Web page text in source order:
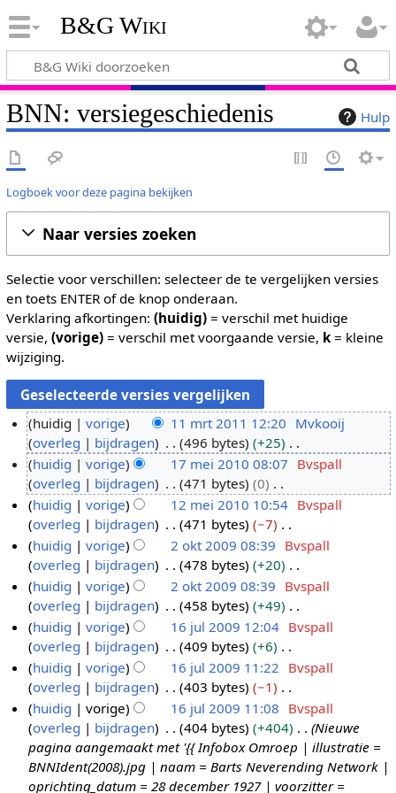
B&G Wiki
Hulp
BNN: versiegeschiedenis
Logboek voor deze pagina bekijken
Naar versies zoeken
Selectie voor verschillen: selecteer de te vergelijken versies
en toets ENTER of de knop onderaan.
Verklaring afkortingen: (huidig)= verschil met huidige
versie, (vorige)= verschil met voorgaande versie, k= kleine
wijziging.
1
2
1
huidig vorige 11 mrt 2011 12:20 Mvkooij
overleg
bijdragen 496 bytes
+25
G
e
e
n
b
e
w
e
r
k
i
n
g
s
s
a
m
7
e
2
1
huidig vorige 17 mei 2010 08:07 Bvspall
overleg
bijdragen 471 bytes
0
G
e
e
n
b
e
w
e
r
k
i
n
g
s
s
2
e
2
1
huidig vorige 12 mei 2010 10:54 Bvspall
overleg
bijdragen 471 bytes
−7
G
e
e
n
b
e
w
e
r
k
i
n
g
o
0
9
huidig vorige 2 okt 2009 08:39 Bvspall
overleg
bijdragen 478 bytes
+20
G
e
e
n
b
e
w
e
r
k
huidig vorige 2 okt 2009 08:39 Bvspall
overleg
bijdragen 458 bytes
+49
G
e
e
n
b
e
w
e
r
6
u
huidig vorige 16 jul 2009 12:04 Bvspall
overleg
bijdragen 409 bytes
+6
G
e
e
n
b
e
w
huidig vorige 16 jul 2009 11:22 Bvspall
overleg
bijdragen 403 bytes
−1
G
e
e
n
b
huidig vorige 16 jul 2009 11:08 Bvspall
overleg
bijdragen 404 bytes +404
Nieuwe
pagina aangemaakt met '{{ Infobox Omroep | illustratie =
BNNIdent(2008).jpg | naam = Barts Neverending Network |
oprichting_datum = 28 december 1927 | voorzitter =